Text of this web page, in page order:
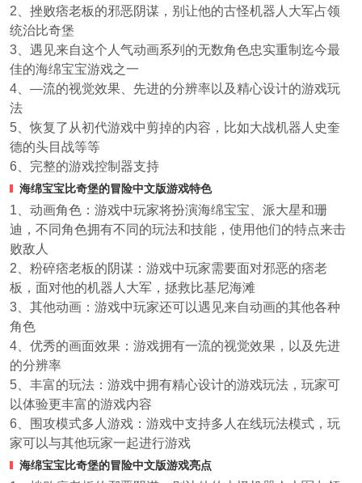
2、挫败痞老板的邪恶阴谋，别让他的古怪机器人大军占领
统治比奇堡
3、遇见来自这个人气动画系列的无数角色忠实重制迄今最
佳的海绵宝宝游戏之一
4、—流的视觉效果、先进的分辨率以及精心设计的游戏玩
法
5、恢复了从初代游戏中剪掉的内容，比如大战机器人史奎
德的头目战等等
6、完整的游戏控制器支持
海绵宝宝比奇堡的冒险中文版游戏特色
1、动画角色：游戏中玩家将扮演海绵宝宝、派大星和珊
迪，不同角色拥有不同的玩法和技能，使用他们的特点来击
败敌人
2、粉碎痞老板的阴谋：游戏中玩家需要面对邪恶的痞老
板，面对他的机器人大军，拯救比基尼海滩
3、其他动画：游戏中玩家还可以遇见来自动画的其他各种
角色
4、优秀的画面效果：游戏拥有一流的视觉效果，以及先进
的分辨率
5、丰富的玩法：游戏中拥有精心设计的游戏玩法，玩家可
以体验更丰富的游戏内容
6、围攻模式多人游戏：游戏中支持多人在线玩法模式，玩
家可以与其他玩家一起进行游戏
海绵宝宝比奇堡的冒险中文版游戏亮点